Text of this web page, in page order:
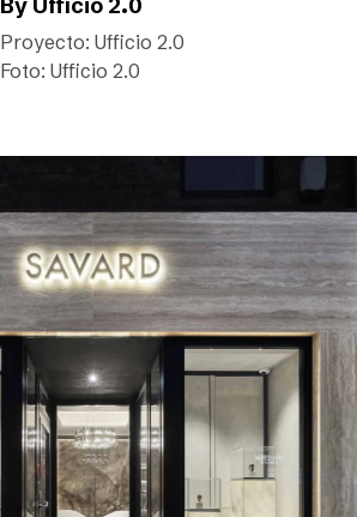
Proyecto: Ufficio 2.0
Foto: Ufficio 2.0